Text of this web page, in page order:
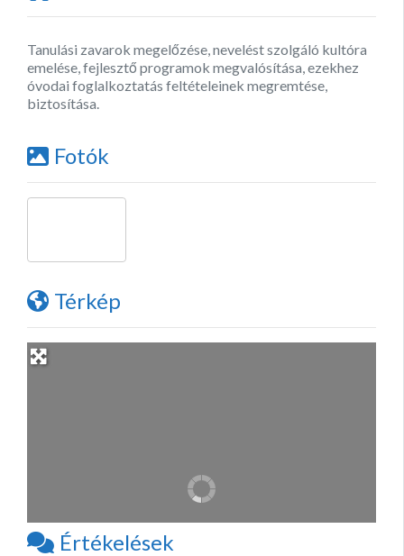
Tanulási zavarok megelőzése, nevelést szolgáló kultóra
emelése, fejlesztő programok megvalósítása, ezekhez
óvodai foglalkoztatás feltételeinek megremtése,
biztosítása.
Fotók
Térkép
Értékelések